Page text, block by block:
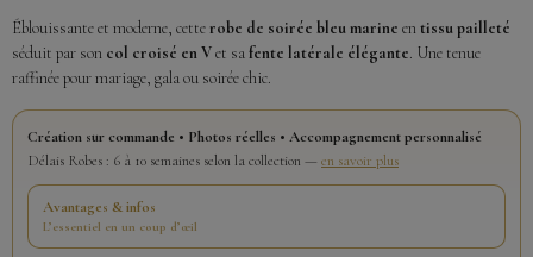
Éblouissante et moderne, cetterobe de soirée bleu marine en tissu pailleté
séduit par son col croisé en Vet safente latérale élégante. Une tenue
raffinée pour mariage, gala ou soirée chic.
Création sur commande • Photos réelles • Accompagnement personnalisé
Délais Robes : 6 à 10 semaines selon la collection — en savoir plus
Avantages & infos
L’essentiel en un coup d’œil